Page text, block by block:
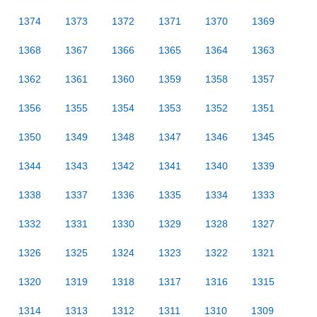
1374 1373 1372 1371 1370 1369
1368 1367 1366 1365 1364 1363
1362 1361 1360 1359 1358 1357
1356 1355 1354 1353 1352 1351
1350 1349 1348 1347 1346 1345
1344 1343 1342 1341 1340 1339
1338 1337 1336 1335 1334 1333
1332 1331 1330 1329 1328 1327
1326 1325 1324 1323 1322 1321
1320 1319 1318 1317 1316 1315
1314 1313 1312 1311 1310 1309